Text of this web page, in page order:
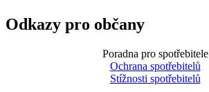
Odkazy pro občany
Poradna pro spotřebitele
Ochrana spotřebitelů
Stížnosti spotřebitelů